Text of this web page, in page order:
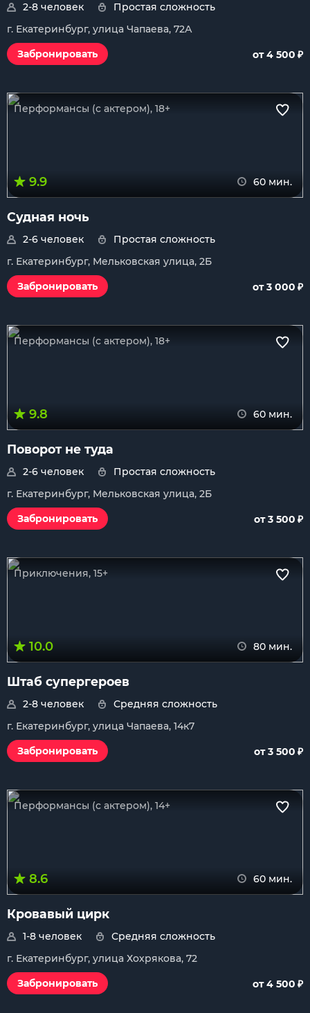
2-8 человек
Простая сложность
г. Екатеринбург, улица Чапаева, 72А
Забронировать
от 4 500 ₽
Перформансы (с актером), 18+
9.9 60 мин.
Судная ночь
2-6 человек
Простая сложность
г. Екатеринбург, Мельковская улица, 2Б
Забронировать
от 3 000 ₽
Перформансы (с актером), 18+
9.8 60 мин.
Поворот не туда
2-6 человек
Простая сложность
г. Екатеринбург, Мельковская улица, 2Б
Забронировать
от 3 500 ₽
Приключения, 15+
10.0 80 мин.
Штаб супергероев
2-8 человек
Средняя сложность
г. Екатеринбург, улица Чапаева, 14к7
Забронировать
от 3 500 ₽
Перформансы (с актером), 14+
8.6 60 мин.
Кровавый цирк
1-8 человек
Средняя сложность
г. Екатеринбург, улица Хохрякова, 72
Забронировать
от 4 500 ₽